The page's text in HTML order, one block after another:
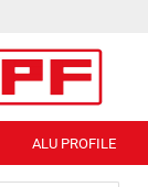
ALU PROFILE